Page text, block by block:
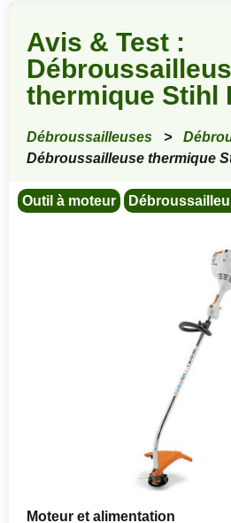
Avis & Test :
thermique Stihl
Débroussailleuses >
Débroussailleuse thermique
Outil à moteur
Moteur et alimentation